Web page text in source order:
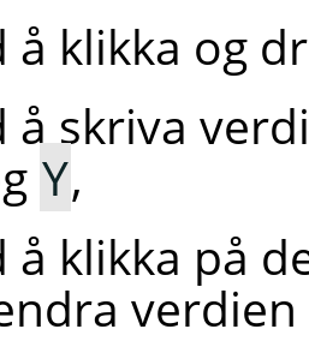
å klikka og
å skriva
Y,
å klikka på